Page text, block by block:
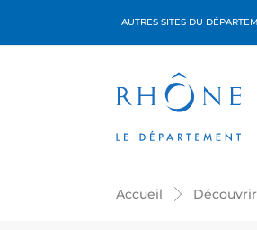
AUTRES SITES DU
Accueil